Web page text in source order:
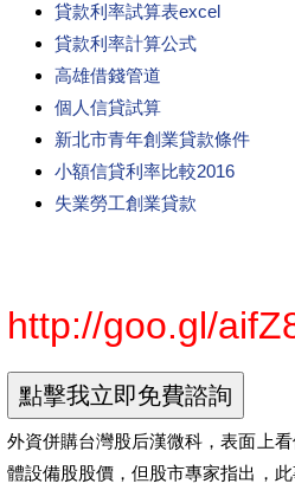
貸款利率試算表excel
貸款利率計算公式
高雄借錢管道
個人信貸試算
新北市青年創業貸款條件
小額信貸利率比較2016
失業勞工創業貸款
http://goo.gl/
外資併購台灣股后漢微科，表面上
體設備股股價，但股市專家指出，